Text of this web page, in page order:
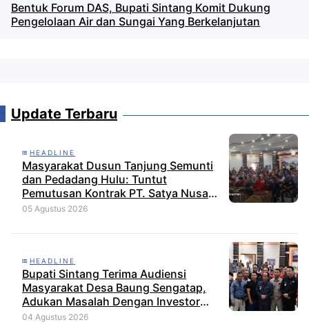
Bentuk Forum DAS, Bupati Sintang Komit Dukung
Pengelolaan Air dan Sungai Yang Berkelanjutan
Update Terbaru
HEADLINE
Masyarakat Dusun Tanjung Semunti
dan Pedadang Hulu: Tuntut
Pemutusan Kontrak PT. Satya Nusa
Indah Perkasa
05 Agustus 2026
HEADLINE
Bupati Sintang Terima Audiensi
Masyarakat Desa Baung Sengatap,
Adukan Masalah Dengan Investor
Perkebunan
04 Agustus 2026